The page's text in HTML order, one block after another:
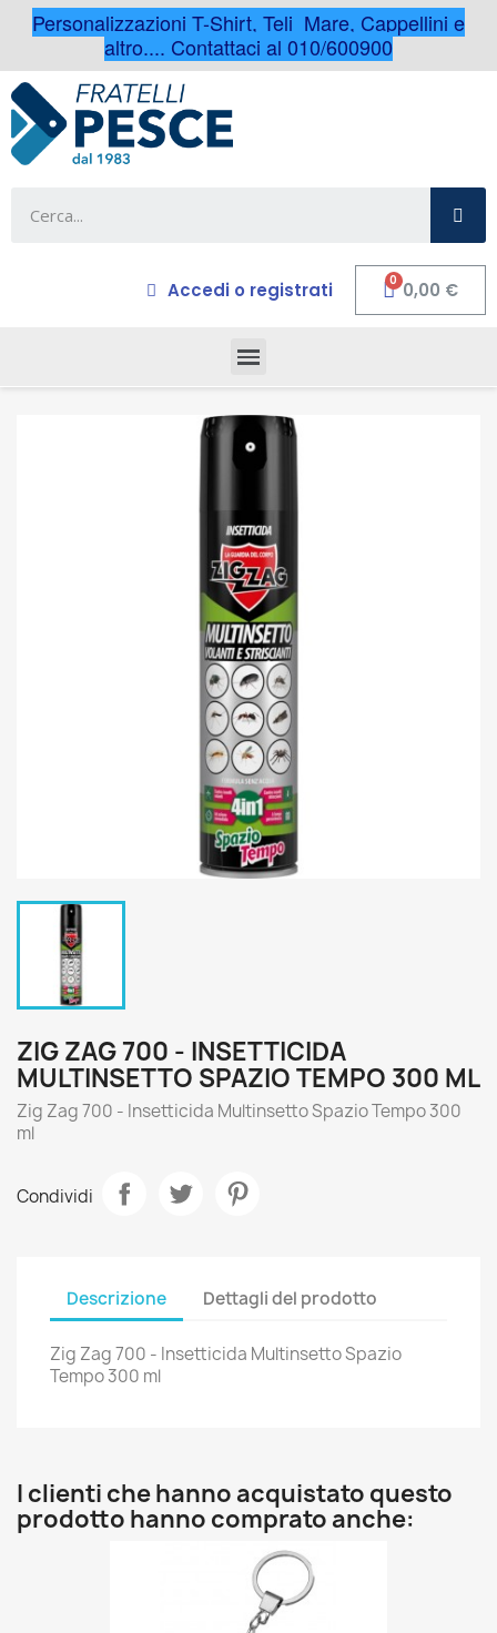
Personalizzazioni T-Shirt, Teli Mare, Cappellini e
altro.... Contattaci al 010/600900
Accedi o registrati 0,00 €
ZIG ZAG 700 - INSETTICIDA
MULTINSETTO SPAZIO TEMPO 300 ML
Zig Zag 700 - Insetticida Multinsetto Spazio Tempo 300
ml
Condividi
Descrizione Dettagli del prodotto
Zig Zag 700 - Insetticida Multinsetto Spazio
Tempo 300 ml
I clienti che hanno acquistato questo
prodotto hanno comprato anche: